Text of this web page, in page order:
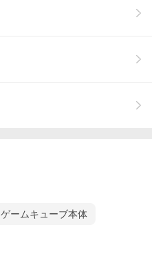
ゲームキューブ本体